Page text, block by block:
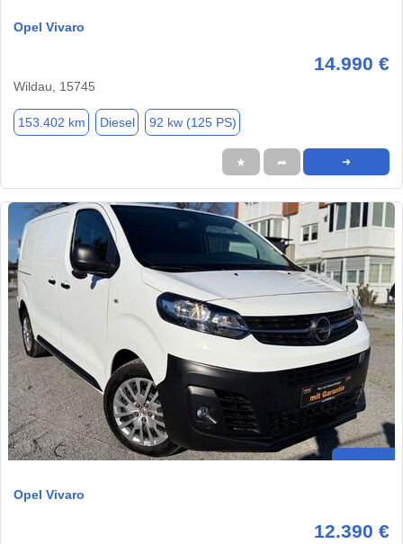
Opel Vivaro
14.990 €
Wildau, 15745
153.402 km Diesel 92 kw (125 PS)
★ ➦ ➜
Opel Vivaro
12.390 €